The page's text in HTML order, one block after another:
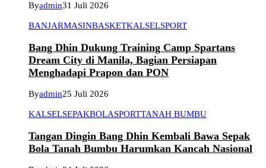
Byadmin31 Juli 2026
BANJARMASINBASKETKALSELSPORT
Bang Dhin Dukung Training Camp Spartans
Dream City di Manila, Bagian Persiapan
Menghadapi Prapon dan PON
Byadmin25 Juli 2026
KALSELSEPAKBOLASPORTTANAH BUMBU
Tangan Dingin Bang Dhin Kembali Bawa Sepak
Bola Tanah Bumbu Harumkan Kancah Nasional